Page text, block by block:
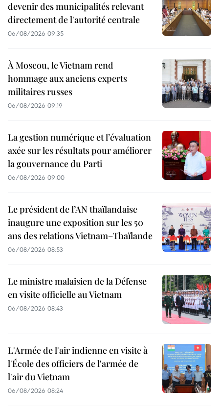
devenir des municipalités relevant
directement de l'autorité centrale
06/08/2026 09:35
À Moscou, le Vietnam rend
hommage aux anciens experts
militaires russes
06/08/2026 09:19
La gestion numérique et l’évaluation
axée sur les résultats pour améliorer
la gouvernance du Parti
06/08/2026 09:00
Le président de l’AN thaïlandaise
inaugure une exposition sur les 50
ans des relations Vietnam–Thaïlande
06/08/2026 08:53
Le ministre malaisien de la Défense
en visite officielle au Vietnam
06/08/2026 08:43
L'Armée de l'air indienne en visite à
l'École des officiers de l'armée de
l'air du Vietnam
06/08/2026 08:24